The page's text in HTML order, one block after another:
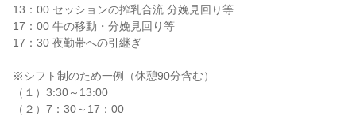
13：00 セッションの搾乳合流 分娩見回り等
17：00 牛の移動・分娩見回り等
17：30 夜勤帯への引継ぎ
※シフト制のため一例（休憩90分含む）
（１）3:30～13:00
（２）7：30～17：00